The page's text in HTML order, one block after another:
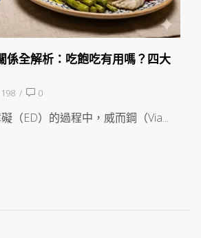
係全解析：吃飽吃有用嗎？四大
198 / 0
（ED）的過程中，威而鋼（Via...